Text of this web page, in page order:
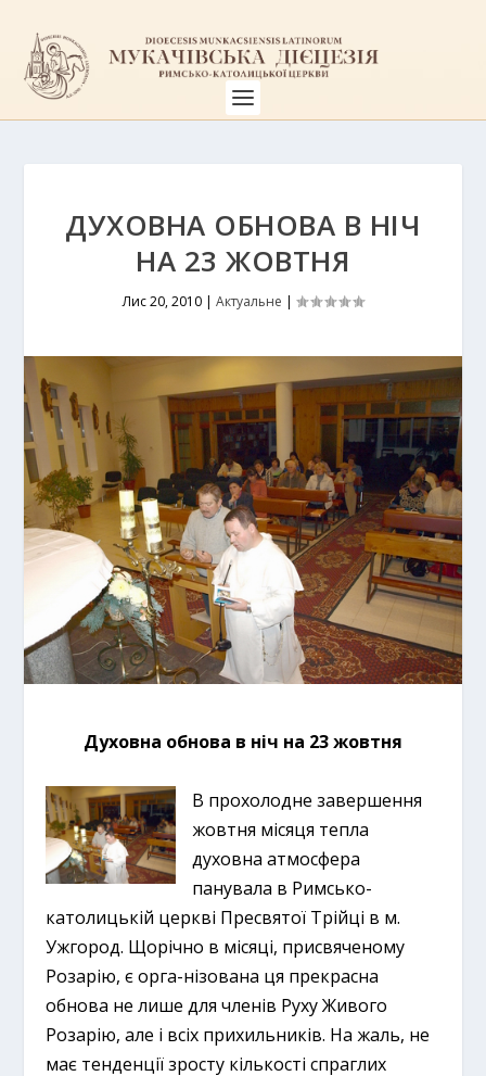
ДУХОВНА ОБНОВА В НІЧ
НА 23 ЖОВТНЯ
Лис 20, 2010 | Актуальне |
Духовна обнова в ніч на 23 жовтня
В прохолодне завершення
жовтня місяця тепла
духовна атмосфера
панувала в Римсько-
католицькій церкві Пресвятої Трійці в м.
Ужгород. Щорічно в місяці, присвяченому
Розарію, є орга-нізована ця прекрасна
обнова не лише для членів Руху Живого
Розарію, але і всіх прихильників. На жаль, не
має тенденції зросту кількості спраглих